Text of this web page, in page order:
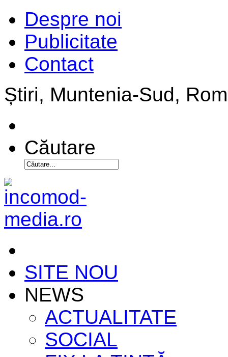
Despre noi
Publicitate
Contact
Știri, Muntenia-Sud,
Căutare
SITE NOU
NEWS
ACTUALITATE
SOCIAL